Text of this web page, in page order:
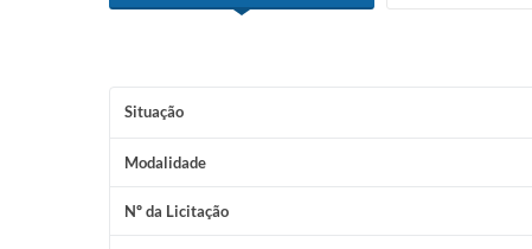
Situação
Modalidade
Nº da Licitação